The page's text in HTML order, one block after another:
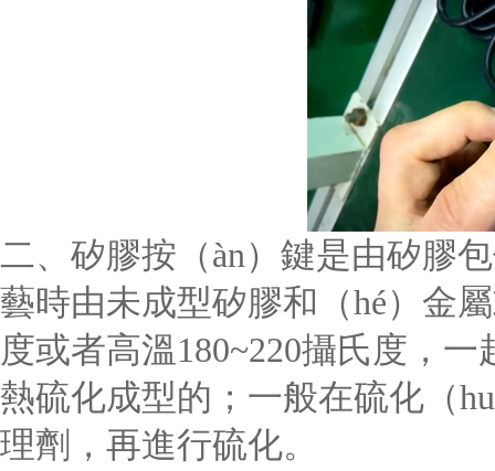
二、矽膠按（àn）鍵是由矽膠
藝時由未成型矽膠和（hé）金
度或者高溫180~220攝氏度，一
熱硫化成型的；一般在硫化（
理劑，再進行硫化。